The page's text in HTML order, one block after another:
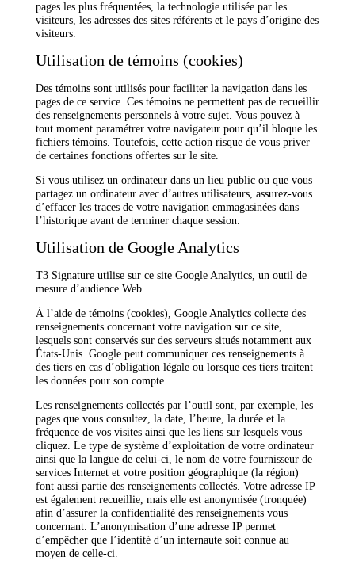
pages les plus fréquentées, la technologie utilisée par les
visiteurs, les adresses des sites référents et le pays d’origine des
visiteurs.
Utilisation de témoins (cookies)
Des témoins sont utilisés pour faciliter la navigation dans les
pages de ce service. Ces témoins ne permettent pas de recueillir
des renseignements personnels à votre sujet. Vous pouvez à
tout moment paramétrer votre navigateur pour qu’il bloque les
fichiers témoins. Toutefois, cette action risque de vous priver
de certaines fonctions offertes sur le site.
Si vous utilisez un ordinateur dans un lieu public ou que vous
partagez un ordinateur avec d’autres utilisateurs, assurez-vous
d’effacer les traces de votre navigation emmagasinées dans
l’historique avant de terminer chaque session.
Utilisation de Google Analytics
T3 Signature utilise sur ce site Google Analytics, un outil de
mesure d’audience Web.
À l’aide de témoins (cookies), Google Analytics collecte des
renseignements concernant votre navigation sur ce site,
lesquels sont conservés sur des serveurs situés notamment aux
États-Unis. Google peut communiquer ces renseignements à
des tiers en cas d’obligation légale ou lorsque ces tiers traitent
les données pour son compte.
Les renseignements collectés par l’outil sont, par exemple, les
pages que vous consultez, la date, l’heure, la durée et la
fréquence de vos visites ainsi que les liens sur lesquels vous
cliquez. Le type de système d’exploitation de votre ordinateur
ainsi que la langue de celui-ci, le nom de votre fournisseur de
services Internet et votre position géographique (la région)
font aussi partie des renseignements collectés. Votre adresse IP
est également recueillie, mais elle est anonymisée (tronquée)
afin d’assurer la confidentialité des renseignements vous
concernant. L’anonymisation d’une adresse IP permet
d’empêcher que l’identité d’un internaute soit connue au
moyen de celle-ci.